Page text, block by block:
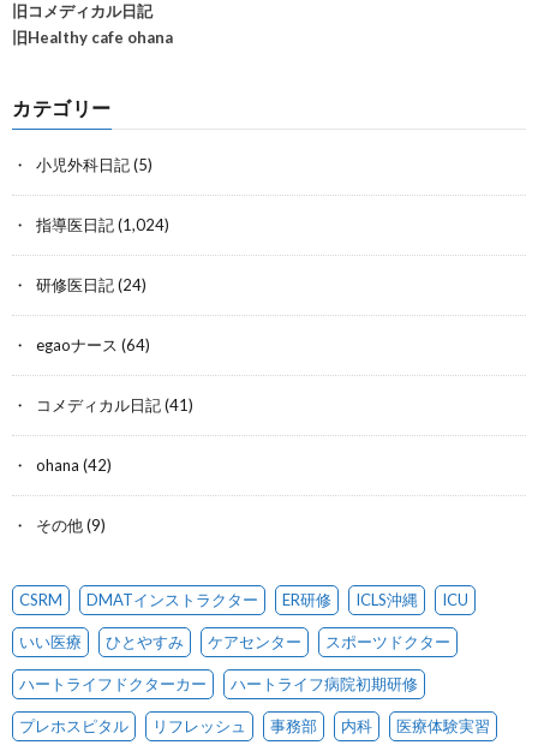
旧コメディカル日記
旧Healthy cafe ohana
カテゴリー
小児外科日記(5)
指導医日記(1,024)
研修医日記(24)
egaoナース (64)
コメディカル日記(41)
ohana (42)
その他(9)
CSRM DMATインストラクター ER研修 ICLS沖縄 ICU
いい医療 ひとやすみ ケアセンター スポーツドクター
ハートライフドクターカー ハートライフ病院初期研修
プレホスピタル リフレッシュ 事務部 内科 医療体験実習